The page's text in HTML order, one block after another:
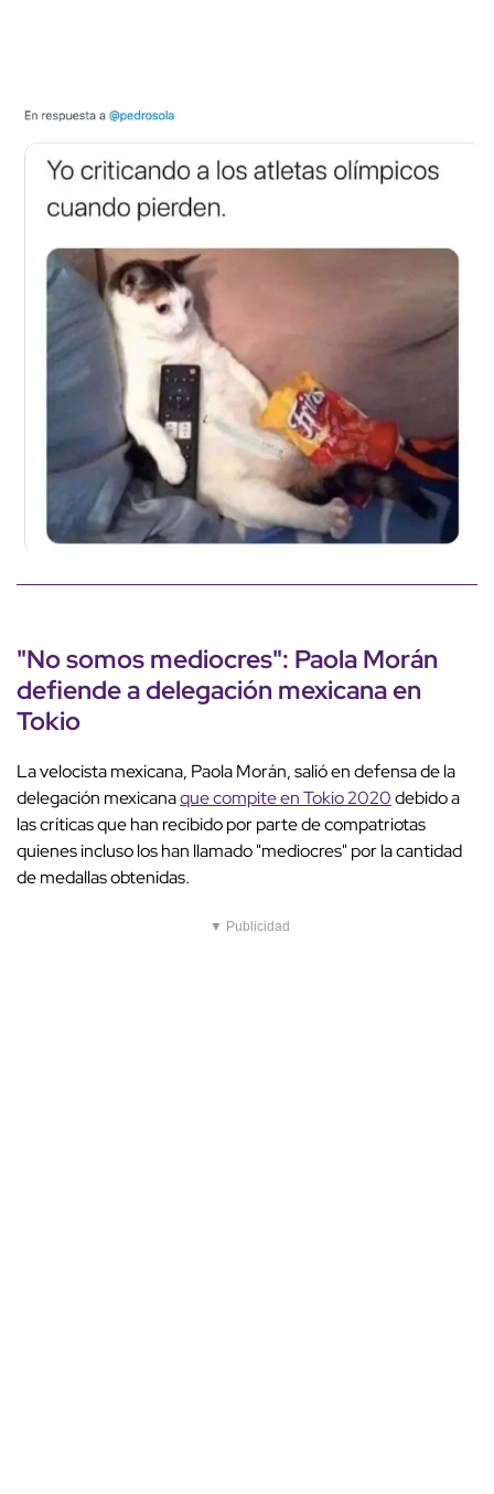
"No somos mediocres": Paola Morán
defiende a delegación mexicana en
Tokio
La velocista mexicana, Paola Morán, salió en defensa de la
delegación mexicanaque compite en Tokio 2020debido a
las críticas que han recibido por parte de compatriotas
quienes incluso los han llamado "mediocres" por la cantidad
de medallas obtenidas.
▼ Publicidad